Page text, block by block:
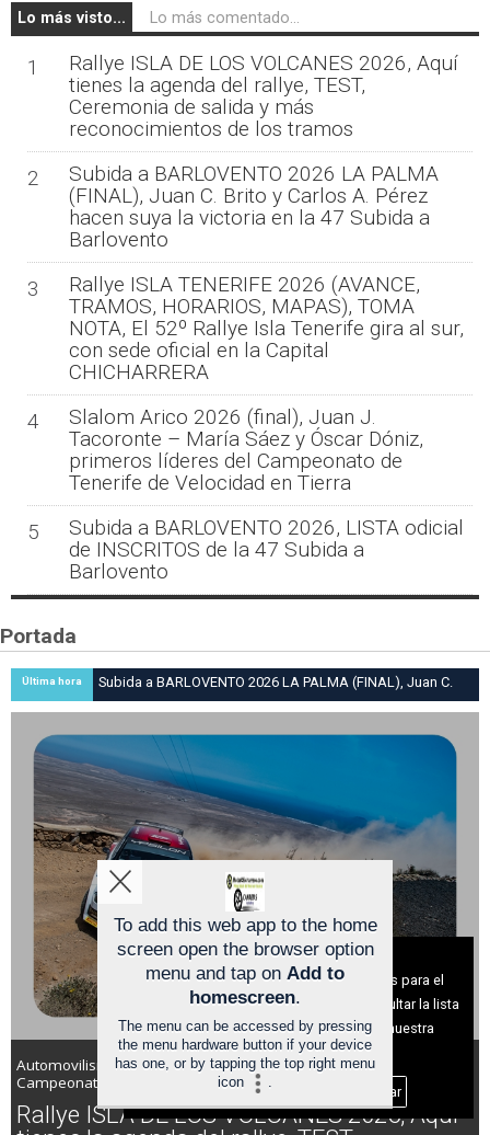
Lo más visto... Lo más comentado...
1
Rallye ISLA DE LOS VOLCANES 2026, Aquí
tienes la agenda del rallye, TEST,
Ceremonia de salida y más
reconocimientos de los tramos
2
Subida a BARLOVENTO 2026 LA PALMA
(FINAL), Juan C. Brito y Carlos A. Pérez
hacen suya la victoria en la 47 Subida a
Barlovento
3
Rallye ISLA TENERIFE 2026 (AVANCE,
TRAMOS, HORARIOS, MAPAS), TOMA
NOTA, El 52º Rallye Isla Tenerife gira al sur,
con sede oficial en la Capital
CHICHARRERA
4
Slalom Arico 2026 (final), Juan J.
Tacoronte – María Sáez y Óscar Dóniz,
primeros líderes del Campeonato de
Tenerife de Velocidad en Tierra
5
Subida a BARLOVENTO 2026, LISTA odicial
de INSCRITOS de la 47 Subida a
Barlovento
Portada
Última hora
Subida a BARLOVENTO 2026 LA PALMA (FINAL), Juan C.
Brito y Carlos A. Pérez hacen suya la victoria en la 47 Subida
a Barlovento
Automovilismo / Super Campeonato de España de Rallyes (S-CER) y
Campeonatos de Canarias de Pruebas de Velocidad en Tierra 2026
Rallye ISLA DE LOS VOLCANES 2026, Aquí
Aviso sobre el Uso de cookies:
Utilizamos cookies nuestras y de terceros para el
funcionamiento del digital. Puedes consultar la lista
de cookies y como desconectarlas.Ver nuestra
Política de Privacidad y Cookies
Aceptar Cookies Personalizar
To add this web app to the home
screen open the browser option
menu and tap on Add to
homescreen.
The menu can be accessed by pressing
the menu hardware button if your device
has one, or by tapping the top right menu
icon
.